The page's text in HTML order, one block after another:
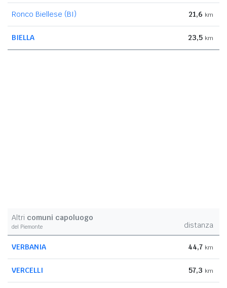
Ronco Biellese (BI) 21,6 km
BIELLA 23,5 km
Altri comuni capoluogo
del Piemonte distanza
VERBANIA 44,7 km
VERCELLI 57,3 km